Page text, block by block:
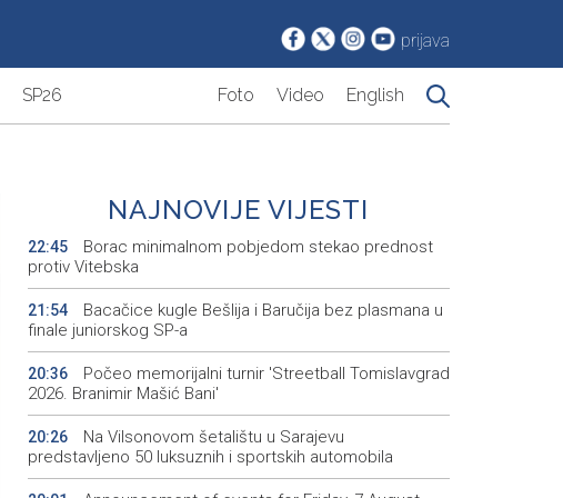
prijava
SP26 Foto Video English
NAJNOVIJE VIJESTI
22:45
Borac minimalnom pobjedom stekao prednost
protiv Vitebska
21:54
Bacačice kugle Bešlija i Baručija bez plasmana u
finale juniorskog SP-a
20:36
Počeo memorijalni turnir 'Streetball Tomislavgrad
2026. Branimir Mašić Bani'
20:26
Na Vilsonovom šetalištu u Sarajevu
predstavljeno 50 luksuznih i sportskih automobila